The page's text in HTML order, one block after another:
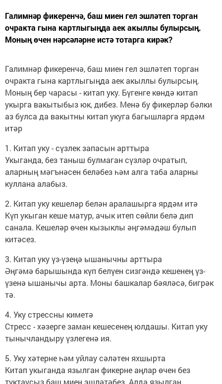
Галимнәр фикеренчә, баш миен гел эшләтеп торган
очракта гына картлыгыңда аек акыллы булырсың.
Моның өчен нәрсәләрне истә тотарга кирәк?
Галимнәр фикеренчә, баш миен гел эшләтеп торган
очракта гына картлыгыңда аек акыллы булырсың.
Моның бер чарасы - китап уку. Бүгенге көндә китап
укырга вакытыбыз юк, дибез. Менә бу фикерләр бәлки
аз булса да вакытны китап укуга багышларга ярдәм
итәр
1. Китап уку - сүзлек запасын арттыра
Укыганда, без таныш булмаган сүзләр очратып,
аларның мәгънәсен беләбез һәм алга таба аларны
куллана алабыз.
2. Китап уку кешеләр белән аралашырга ярдәм итә
Күп укыган кеше матур, ачык итеп сөйли белә дип
санала. Кешеләр өчен кызыклы әңгәмәдәш булып
китәсез.
3. Китап уку үз-үзеңә ышанычны арттыра
Әңгәмә барышында күп белүен сизгәндә кешенең үз-
үзенә ышанычы арта. Моны башкалар бәяләсә, бигрәк
тә.
4. Уку стрессны киметә
Стресс - хәзерге заман кешесенең юлдашы. Китап уку
тынычландыру үзлегенә ия.
5. Уку хәтерне һәм уйлау сәләтен яхшырта
Китап укыганда язылган фикерне аңлар өчен без
туктаусыз баш миен эшләтәбез. Алда язылган